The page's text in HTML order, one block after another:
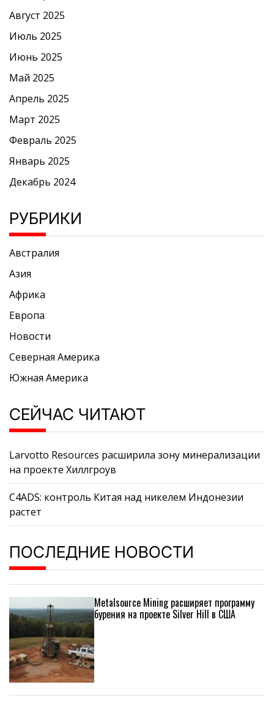
Август 2025
Июль 2025
Июнь 2025
Май 2025
Апрель 2025
Март 2025
Февраль 2025
Январь 2025
Декабрь 2024
РУБРИКИ
Австралия
Азия
Африка
Европа
Новости
Северная Америка
Южная Америка
СЕЙЧАС ЧИТАЮТ
Larvotto Resources расширила зону минерализации
на проекте Хиллгроув
C4ADS: контроль Китая над никелем Индонезии
растет
ПОСЛЕДНИЕ НОВОСТИ
Metalsource Mining расширяет программу
бурения на проекте Silver Hill в США